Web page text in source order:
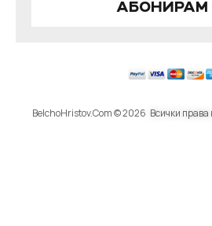
АБОНИРАМ
BelchoHristov.Com © 2026 Всички